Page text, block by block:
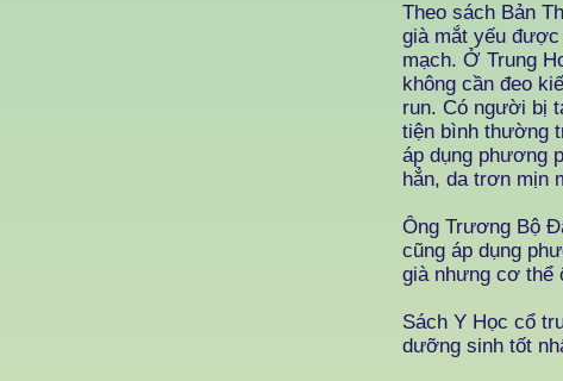
Theo sách Bản
già mắt yếu
mạch. Ở Trung
không cần đeo
run. Có người bị
tiện bình thường
áp dụng phương
hẳn, da trơn mịn
Ông Trương Bộ
cũng áp dụng
già nhưng cơ thể
Sách Y Học cổ
dưỡng sinh tốt